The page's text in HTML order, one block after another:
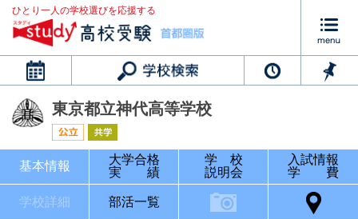
ひとり一人の学校選びを応援する
カレンダー
東京都立神代高等学校
基本情報
大学合格
実 績
学 校
説明会
入試情報
学 費
学校詳細 部活一覧